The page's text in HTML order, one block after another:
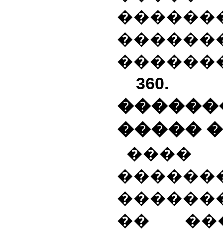
360.
����� �
��